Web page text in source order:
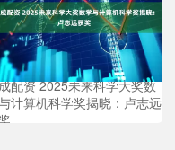
配资 2025未来科学大奖数
计算机科学奖揭晓：卢志远